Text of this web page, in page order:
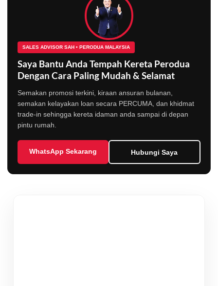
SALES ADVISOR SAH • PERODUA MALAYSIA
Saya Bantu Anda Tempah Kereta Perodua
Dengan Cara Paling Mudah & Selamat
Semakan promosi terkini, kiraan ansuran bulanan,
semakan kelayakan loan secara PERCUMA, dan khidmat
trade-in sehingga kereta idaman anda sampai di depan
pintu rumah.
WhatsApp Sekarang Hubungi Saya